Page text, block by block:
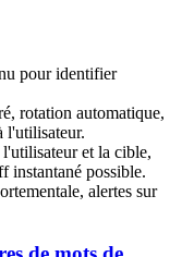
pour identifier
rotation automatique,
l'utilisateur.
et la cible,
instantané possible.
alertes sur